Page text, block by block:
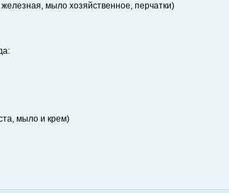
мыло хозяйственное, перчатки)
мыло и крем)